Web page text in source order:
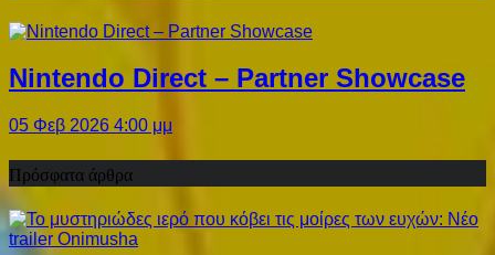
Nintendo Direct – Partner Showcase
05 Φεβ 2026 4:00 μμ
Πρόσφατα άρθρα